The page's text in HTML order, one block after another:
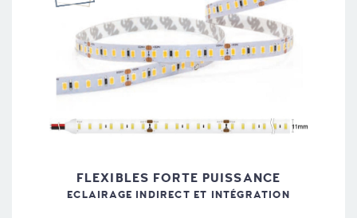
FLEXIBLES FORTE PUISSANCE
ECLAIRAGE INDIRECT ET INTÉGRATION